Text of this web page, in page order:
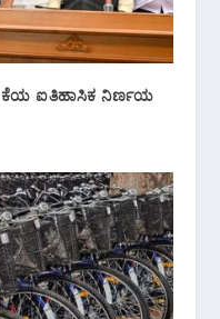
ಐತಿಹಾಸಿಕ ನಿರ್ಣಯ